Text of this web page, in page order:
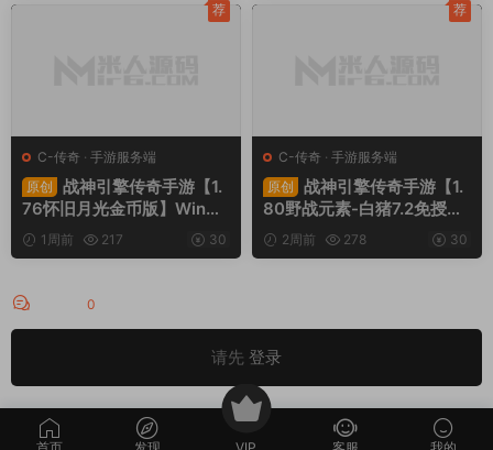
C-传奇 · 手游服务端
原创
战神引擎传奇手游【1.
76怀旧月光金币版】Win一
键服务端+安卓苹果双端+G
M授权物品后台+视频架设教
1周前 217 30
荐
C-传奇 · 手游服务端
原创
战神引擎传奇手游【1.
80野战元素-白猪7.2免授
权】Win一键服务端+安卓+
GM授权物品后台+视频架设
2周前 278 30
荐
0
请先 登录